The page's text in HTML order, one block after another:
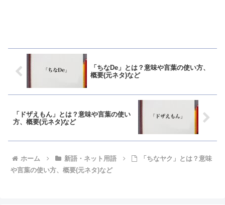
「ちなDe」とは？意味や言葉の使い方、
概要(元ネタ)など
「ドザえもん」とは？意味や言葉の使い
方、概要(元ネタ)など
ホーム 新語・ネット用語
「ちなヤク」とは？意味
や言葉の使い方、概要(元ネタ)など